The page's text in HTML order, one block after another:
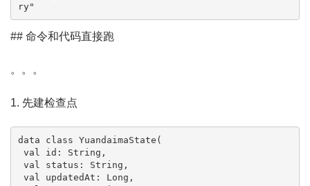
ry"
## 命令和代码直接跑
。。。
1. 先建检查点
data class YuandaimaState(